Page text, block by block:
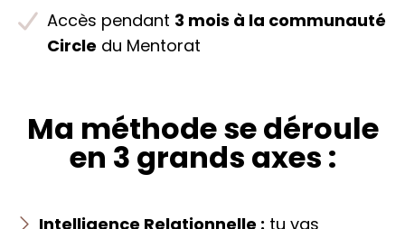
Accès pendant 3 mois à la communauté
Circle du Mentorat
Ma méthode se déroule
en 3 grands axes :
Intelligence Relationnelle : tu vas